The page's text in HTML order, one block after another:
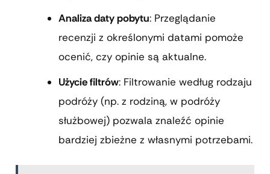
Analiza daty pobytu: Przeglądanie
recenzji z określonymi datami pomoże
ocenić, czy opinie są aktualne.
Użycie filtrów: Filtrowanie według rodzaju
podróży (np. z rodziną, w podróży
służbowej) pozwala znaleźć opinie
bardziej zbieżne z własnymi potrzebami.